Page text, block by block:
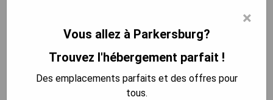
×
Vous allez à Parkersburg?
Trouvez l'hébergement parfait !
Des emplacements parfaits et des offres pour
tous.